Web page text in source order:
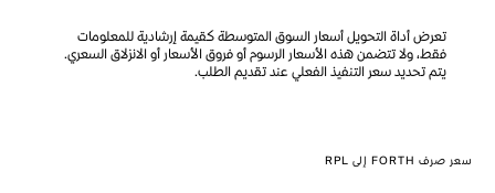
تعرض أداة التحويل أسعار السوق المتوسطة كقيمة إرشادية للمعلومات
فقط، ولا تتضمن هذه الأسعار الرسوم أو فروق الأسعار أو الانزلاق السعري.
يتم تحديد سعر التنفيذ الفعلي عند تقديم الطلب.
سعر صرف FORTH إلى RPL